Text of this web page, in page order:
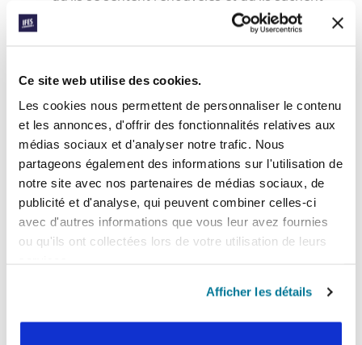
Ce site web utilise des cookies.
Les cookies nous permettent de personnaliser le contenu
et les annonces, d'offrir des fonctionnalités relatives aux
médias sociaux et d'analyser notre trafic. Nous
partageons également des informations sur l'utilisation de
notre site avec nos partenaires de médias sociaux, de
publicité et d'analyse, qui peuvent combiner celles-ci
avec d'autres informations que vous leur avez fournies
ou qu'ils ont collectées lors de votre utilisation de leurs
Afficher les détails
que leur vie a du sens pendant cette période
récemment été publiées sur le site
InternetEvangelical Focus.En savoir plus sur les
défis rencontrés par les diplômés après avoir quitté
l’université et ce que fait Cross-Current pour les
Partager: FacebookWhatsApp
Email LinkedInTeams
Toutes les histoires de Prayerline